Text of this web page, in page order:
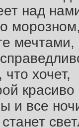
над
мечтами,
хочет,
красиво
и все